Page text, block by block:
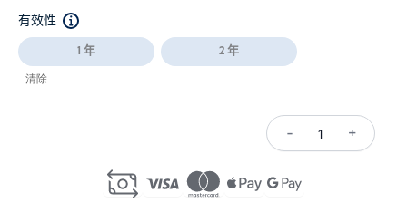
有效性
1 年 2 年
清除
-
Spouse
Extension
+